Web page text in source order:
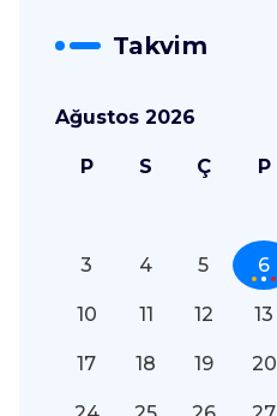
Takvim
Ağustos 2026
P S Ç P
3 4 5 6
10 11 12 13
17 18 19 20